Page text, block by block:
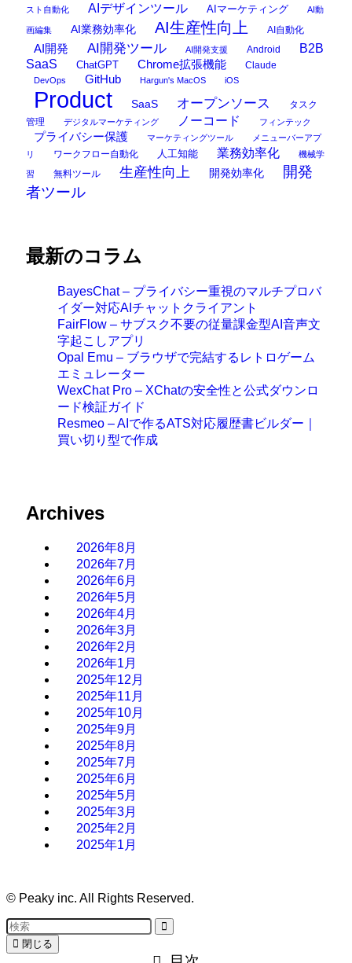
スト自動化
AIデザインツール AIマーケティング AI動
画編集 AI業務効率化 AI生産性向上 AI自動化
AI開発 AI開発ツール AI開発支援 Android
B2B
SaaS
ChatGPT Chrome拡張機能 Claude
DevOps GitHub Hargun's MacOS iOS
Product SaaS オープンソース
タスク
管理
デジタルマーケティング ノーコード フィンテック
プライバシー保護 マーケティングツール
メニューバーアプ
リ
ワークフロー自動化 人工知能 業務効率化 機械学
習 無料ツール 生産性向上 開発効率化
開発
者ツール
最新のコラム
BayesChat – プライバシー重視のマルチプロバ
イダー対応AIチャットクライアント
FairFlow – サブスク不要の従量課金型AI音声文
字起こしアプリ
Opal Emu – ブラウザで完結するレトロゲーム
エミュレーター
WexChat Pro – XChatの安全性と公式ダウンロ
ード検証ガイド
Resmeo – AIで作るATS対応履歴書ビルダー｜
買い切り型で作成
Archives
2026年8月
2026年7月
2026年6月
2026年5月
2026年4月
2026年3月
2026年2月
2026年1月
2025年12月
2025年11月
2025年10月
2025年9月
2025年8月
2025年7月
2025年6月
2025年5月
2025年3月
2025年2月
2025年1月
© Peaky inc. All Rights Reserved.
閉じる